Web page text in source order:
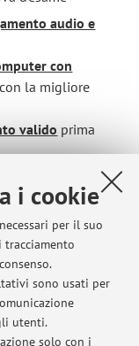
i cookie
per il suo
sono usati per
utenti.
solo con i
audio e
con
la migliore
valido prima
prova